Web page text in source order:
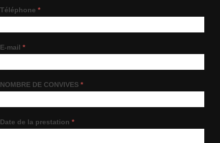
Téléphone *
E-mail *
NOMBRE DE CONVIVES *
Date de la prestation *